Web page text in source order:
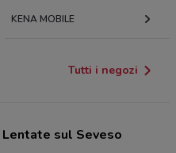
KENA MOBILE
Tutti i negozi
sul Seveso